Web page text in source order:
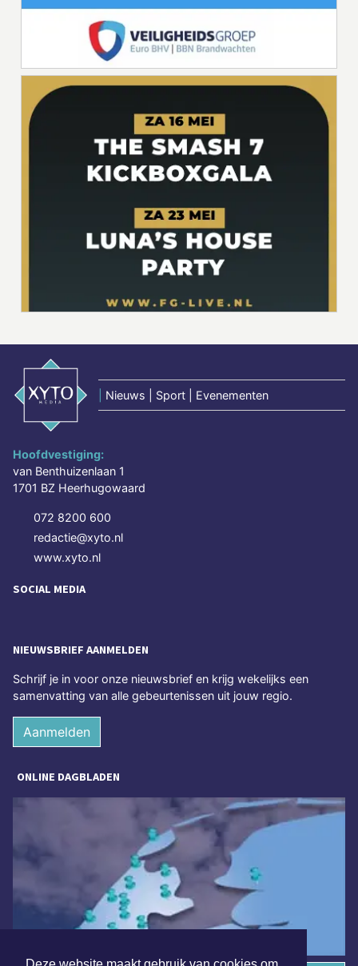
Nieuws | Sport | Evenementen
Hoofdvestiging:
van Benthuizenlaan 1
1701 BZ Heerhugowaard
072 8200 600
redactie@xyto.nl
www.xyto.nl
SOCIAL MEDIA
NIEUWSBRIEF AANMELDEN
Schrijf je in voor onze nieuwsbrief en krijg wekelijks een
samenvatting van alle gebeurtenissen uit jouw regio.
Aanmelden
ONLINE DAGBLADEN